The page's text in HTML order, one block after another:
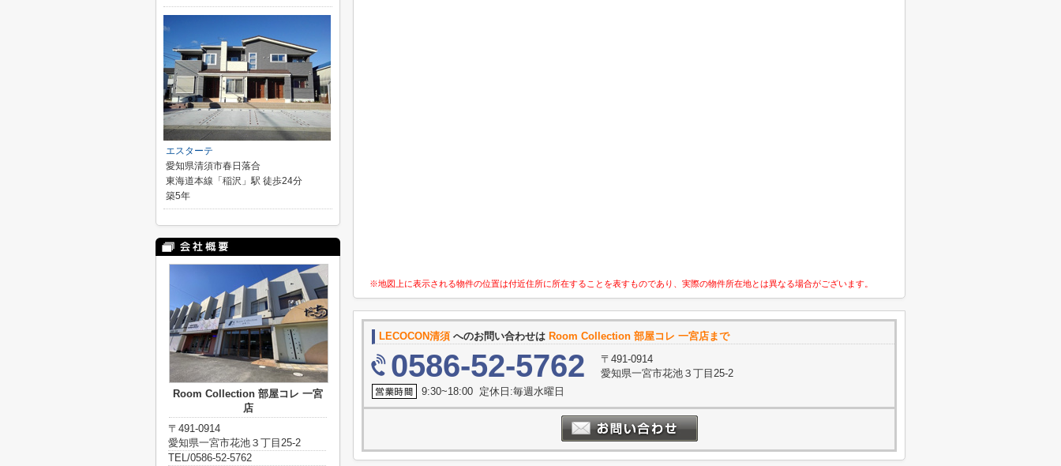
※地図上に表示される物件の位置は付近住所に所在することを表すものであり、実際の物件所在地とは異なる場合がございます。
LECOCON清須 へのお問い合わせは Room Collection 部屋コレ 一宮店まで
0586-52-5762
〒491-0914
愛知県一宮市花池３丁目25-2
9:30~18:00 定休日:毎週水曜日
エスターテ
愛知県清須市春日落合
東海道本線「稲沢」駅 徒歩24分
築5年
Room Collection 部屋コレ 一宮
店
〒491-0914
愛知県一宮市花池３丁目25-2
TEL/0586-52-5762